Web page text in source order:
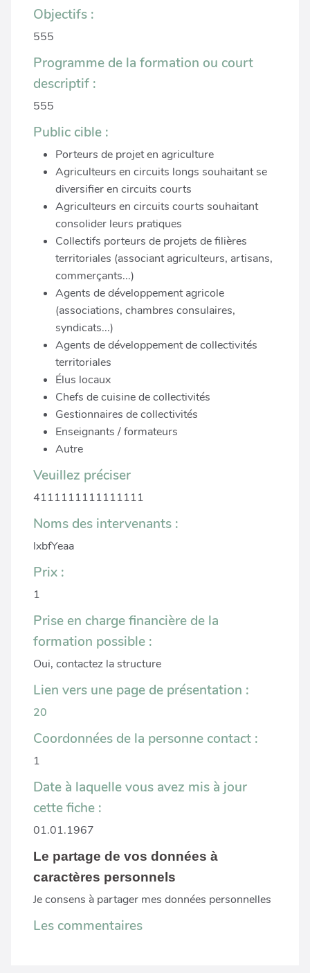
Objectifs :
555
Programme de la formation ou court
descriptif :
555
Public cible :
Porteurs de projet en agriculture
Agriculteurs en circuits longs souhaitant se
diversifier en circuits courts
Agriculteurs en circuits courts souhaitant
consolider leurs pratiques
Collectifs porteurs de projets de filières
territoriales (associant agriculteurs, artisans,
commerçants...)
Agents de développement agricole
(associations, chambres consulaires,
syndicats...)
Agents de développement de collectivités
territoriales
Élus locaux
Chefs de cuisine de collectivités
Gestionnaires de collectivités
Enseignants / formateurs
Autre
Veuillez préciser
4111111111111111
Noms des intervenants :
lxbfYeaa
Prix :
1
Prise en charge financière de la
formation possible :
Oui, contactez la structure
Lien vers une page de présentation :
20
Coordonnées de la personne contact :
1
Date à laquelle vous avez mis à jour
cette fiche :
01.01.1967
Le partage de vos données à
caractères personnels
Je consens à partager mes données personnelles
Les commentaires